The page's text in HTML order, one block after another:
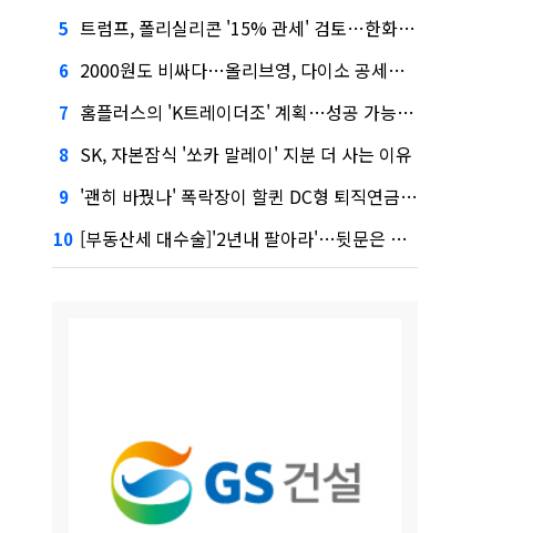
5 트럼프, 폴리실리콘 '15% 관세' 검토…한화큐셀·OCI 영향은?
6 2000원도 비싸다…올리브영, 다이소 공세에 '가성비'로 맞불
7 홈플러스의 'K트레이더조' 계획…성공 가능성은 '글쎄'
8 SK, 자본잠식 '쏘카 말레이' 지분 더 사는 이유
9 '괜히 바꿨나' 폭락장이 할퀸 DC형 퇴직연금…전문가 조언은
10 [부동산세 대수술]'2년내 팔아라'…뒷문은 열었다